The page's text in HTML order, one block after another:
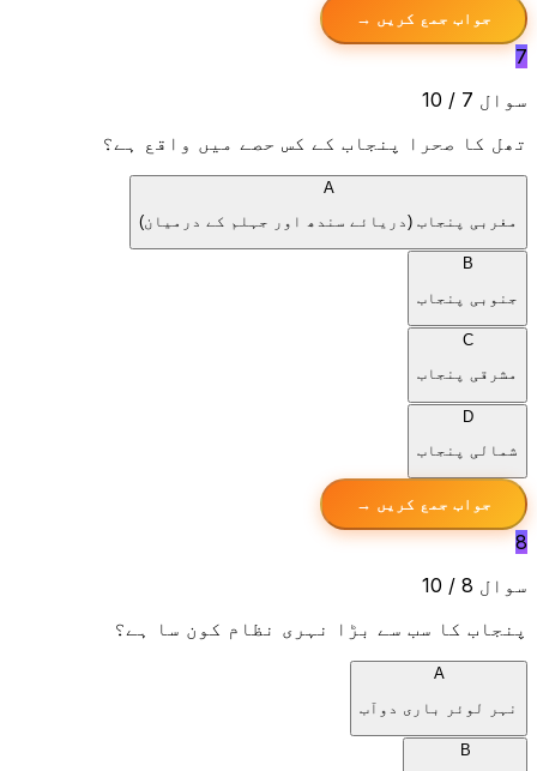
جواب جمع کریں →
7
سوال 7 / 10
تھل کا صحرا پنجاب کے کس حصے میں واقع ہے؟
A
مغربی پنجاب (دریائے سندھ اور جہلم کے درمیان)
B
جنوبی پنجاب
C
مشرقی پنجاب
D
شمالی پنجاب
جواب جمع کریں →
8
سوال 8 / 10
پنجاب کا سب سے بڑا نہری نظام کون سا ہے؟
A
نہر لوئر باری دوآب
B